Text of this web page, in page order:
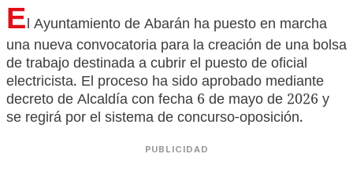
El Ayuntamiento de Abarán ha puesto en marcha
una nueva convocatoria para la creación de una bolsa
de trabajo destinada a cubrir el puesto de oficial
electricista. El proceso ha sido aprobado mediante
decreto de Alcaldía con fecha 6 de mayo de 2026 y
se regirá por el sistema de concurso-oposición.
PUBLICIDAD